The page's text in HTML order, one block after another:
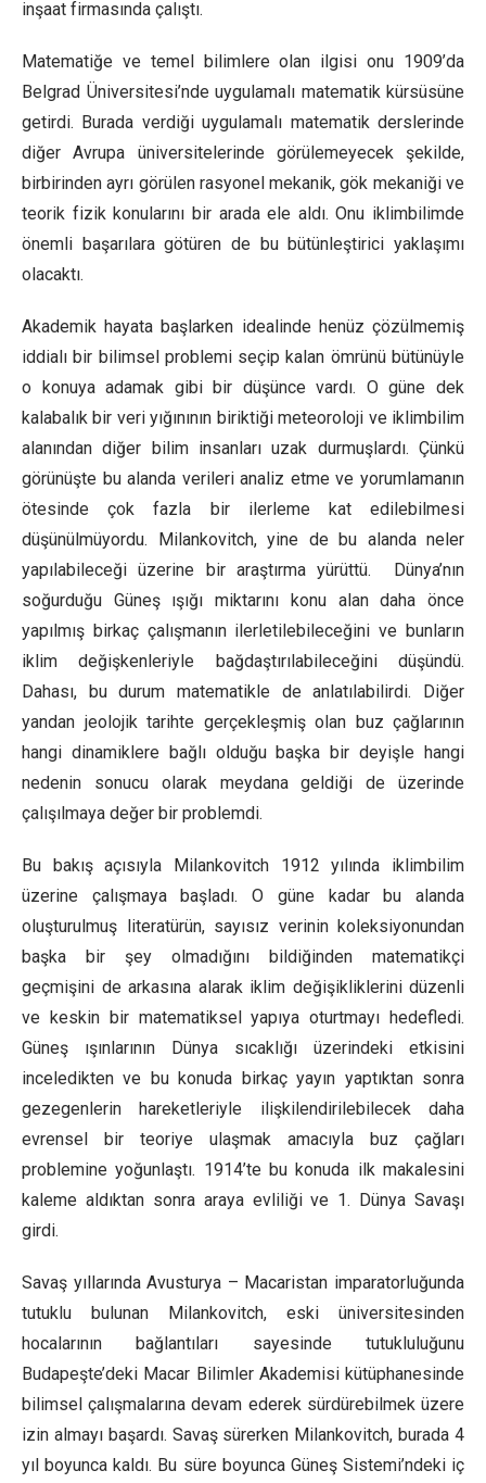
inşaat firmasında çalıştı.
Matematiğe ve temel bilimlere olan ilgisi onu 1909’da
Belgrad Üniversitesi’nde uygulamalı matematik kürsüsüne
getirdi. Burada verdiği uygulamalı matematik derslerinde
diğer Avrupa üniversitelerinde görülemeyecek şekilde,
birbirinden ayrı görülen rasyonel mekanik, gök mekaniği ve
teorik fizik konularını bir arada ele aldı. Onu iklimbilimde
önemli başarılara götüren de bu bütünleştirici yaklaşımı
olacaktı.
Akademik hayata başlarken idealinde henüz çözülmemiş
iddialı bir bilimsel problemi seçip kalan ömrünü bütünüyle
o konuya adamak gibi bir düşünce vardı. O güne dek
kalabalık bir veri yığınının biriktiği meteoroloji ve iklimbilim
alanından diğer bilim insanları uzak durmuşlardı. Çünkü
görünüşte bu alanda verileri analiz etme ve yorumlamanın
ötesinde çok fazla bir ilerleme kat edilebilmesi
düşünülmüyordu. Milankovitch, yine de bu alanda neler
yapılabileceği üzerine bir araştırma yürüttü. Dünya’nın
soğurduğu Güneş ışığı miktarını konu alan daha önce
yapılmış birkaç çalışmanın ilerletilebileceğini ve bunların
iklim değişkenleriyle bağdaştırılabileceğini düşündü.
Dahası, bu durum matematikle de anlatılabilirdi. Diğer
yandan jeolojik tarihte gerçekleşmiş olan buz çağlarının
hangi dinamiklere bağlı olduğu başka bir deyişle hangi
nedenin sonucu olarak meydana geldiği de üzerinde
çalışılmaya değer bir problemdi.
Bu bakış açısıyla Milankovitch 1912 yılında iklimbilim
üzerine çalışmaya başladı. O güne kadar bu alanda
oluşturulmuş literatürün, sayısız verinin koleksiyonundan
başka bir şey olmadığını bildiğinden matematikçi
geçmişini de arkasına alarak iklim değişikliklerini düzenli
ve keskin bir matematiksel yapıya oturtmayı hedefledi.
Güneş ışınlarının Dünya sıcaklığı üzerindeki etkisini
inceledikten ve bu konuda birkaç yayın yaptıktan sonra
gezegenlerin hareketleriyle ilişkilendirilebilecek daha
evrensel bir teoriye ulaşmak amacıyla buz çağları
problemine yoğunlaştı. 1914’te bu konuda ilk makalesini
kaleme aldıktan sonra araya evliliği ve 1. Dünya Savaşı
girdi.
Savaş yıllarında Avusturya – Macaristan imparatorluğunda
tutuklu bulunan Milankovitch, eski üniversitesinden
hocalarının bağlantıları sayesinde tutukluluğunu
Budapeşte’deki Macar Bilimler Akademisi kütüphanesinde
bilimsel çalışmalarına devam ederek sürdürebilmek üzere
izin almayı başardı. Savaş sürerken Milankovitch, burada 4
yıl boyunca kaldı. Bu süre boyunca Güneş Sistemi’ndeki iç